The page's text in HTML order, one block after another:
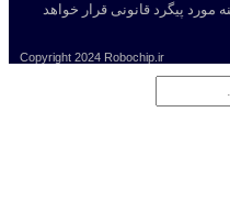
مورد پیگرد قانونی قرار خواهد
Copyright 2024 Robochip.ir